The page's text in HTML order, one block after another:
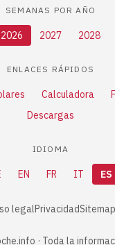
SEMANAS POR AÑO
2026 2027 2028
ENLACES RÁPIDOS
Calculadora
Descargas
IDIOMA
EN FR IT ES
legalPrivacidadSitemap
· Toda la